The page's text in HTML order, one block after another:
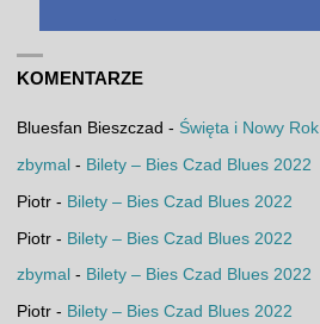
KOMENTARZE
Bluesfan Bieszczad - Święta i Nowy Rok
zbymal - Bilety – Bies Czad Blues 2022
Piotr- Bilety – Bies Czad Blues 2022
Piotr- Bilety – Bies Czad Blues 2022
zbymal - Bilety – Bies Czad Blues 2022
Piotr- Bilety – Bies Czad Blues 2022